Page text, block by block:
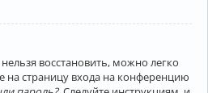
восстановить, можно легко
на страницу входа на конференцию